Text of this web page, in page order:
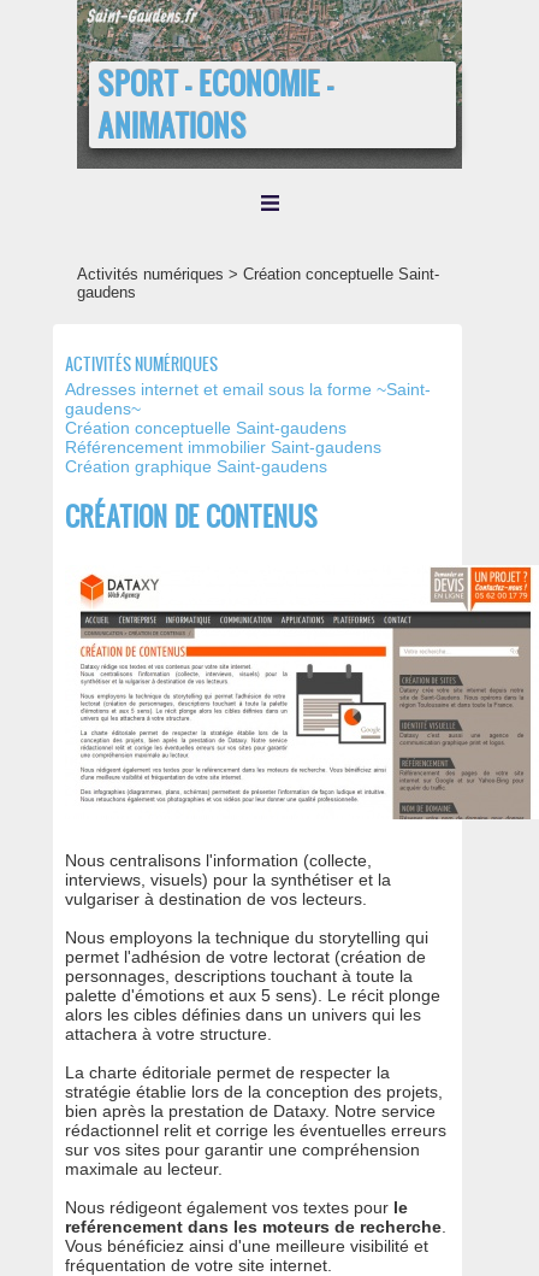
SPORT - ECONOMIE -
ANIMATIONS
Activités numériques > Création conceptuelle Saint-
gaudens
ACTIVITÉS NUMÉRIQUES
Adresses internet et email sous la forme ~Saint-
gaudens~
Création conceptuelle Saint-gaudens
Référencement immobilier Saint-gaudens
Création graphique Saint-gaudens
CRÉATION DE CONTENUS
Nous centralisons l'information (collecte,
interviews, visuels) pour la synthétiser et la
vulgariser à destination de vos lecteurs.
Nous employons la technique du storytelling qui
permet l'adhésion de votre lectorat (création de
personnages, descriptions touchant à toute la
palette d'émotions et aux 5 sens). Le récit plonge
alors les cibles définies dans un univers qui les
attachera à votre structure.
La charte éditoriale permet de respecter la
stratégie établie lors de la conception des projets,
bien après la prestation de Dataxy. Notre service
rédactionnel relit et corrige les éventuelles erreurs
sur vos sites pour garantir une compréhension
maximale au lecteur.
Nous rédigeont également vos textes pour le
reférencement dans les moteurs de recherche
Vous bénéficiez ainsi d'une meilleure visibilité et
fréquentation de votre site internet.